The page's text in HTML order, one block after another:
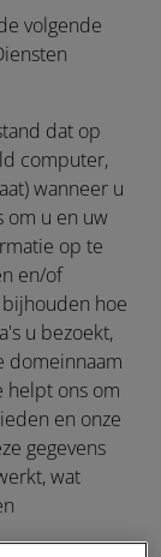
volgende
dat op
computer,
wanneer u
om u en uw
op te
en/of
hoe
u bezoekt,
domeinnaam
helpt ons om
en onze
gegevens
wat